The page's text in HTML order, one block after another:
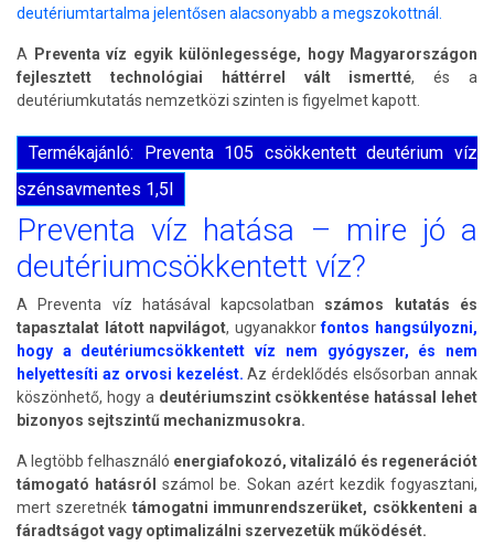
deutériumtartalma jelentősen alacsonyabb a megszokottnál.
A
Preventa víz egyik különlegessége, hogy Magyarországon
fejlesztett technológiai háttérrel vált ismertté, és a
deutériumkutatás nemzetközi szinten is figyelmet kapott.
Termékajánló: Preventa 105 csökkentett deutérium víz
szénsavmentes 1,5l
Preventa víz hatása – mire jó a
deutériumcsökkentett víz?
A Preventa víz hatásával kapcsolatban számos kutatás és
tapasztalat látott napvilágot, ugyanakkorfontos hangsúlyozni,
hogy a deutériumcsökkentett víz nem gyógyszer, és nem
helyettesíti az orvosi kezelést.Az érdeklődés elsősorban annak
köszönhető, hogy a deutériumszint csökkentése hatással lehet
bizonyos sejtszintű mechanizmusokra.
A legtöbb felhasználó energiafokozó, vitalizáló és regenerációt
támogató hatásról
számol be. Sokan azért kezdik fogyasztani,
mert szeretnék támogatni immunrendszerüket, csökkenteni a
fáradtságot vagy optimalizálni szervezetük működését.